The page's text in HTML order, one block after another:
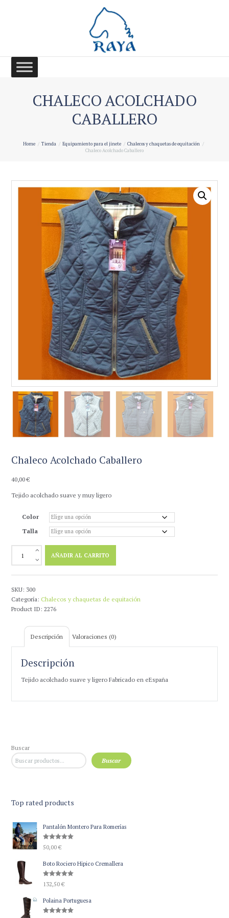
CHALECO ACOLCHADO
CABALLERO
Home Tienda Equipamiento para el jinete
Chalecos y chaquetas de equitación
Chaleco Acolchado Caballero
Chaleco Acolchado Caballero
40,00€
Tejido acolchado suave y muy ligero
Color
Talla
Acolchado
AÑADIR AL CARRITO
SKU: 300
Categoría: Chalecos y chaquetas de equitación
Product ID:2276
Descripción Valoraciones (0)
Descripción
Tejido acolchado suave y ligero Fabricado en eEspaña
Buscar
Buscar
Top rated products
Pantalón Montero Para Romerías
Valorado
con5.00
50,00€
Boto Rociero Hipico Cremallera
Valorado
con5.00
132,50€
Polaina Portuguesa